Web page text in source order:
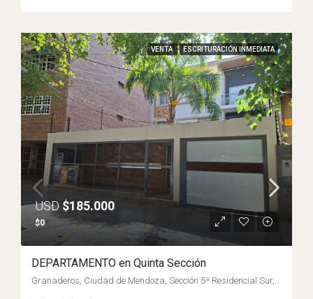
VENTA ESCRITURACIÓN INMEDIATA
USD$185.000
$0
DEPARTAMENTO en Quinta Sección